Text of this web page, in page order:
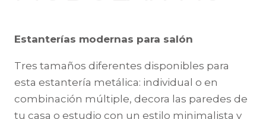
Estanterías modernas para salón
Tres tamaños diferentes disponibles para
esta estantería metálica: individual o en
combinación múltiple, decora las paredes de
tu casa o estudio con un estilo minimalista y